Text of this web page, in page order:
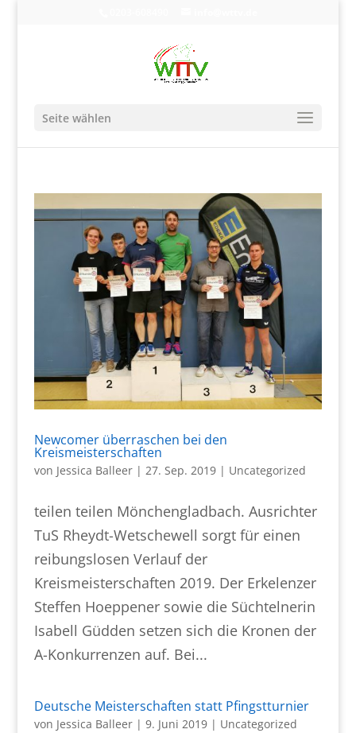
Seite wählen
Newcomer überraschen bei den
Kreismeisterschaften
von Jessica Balleer| 27. Sep. 2019| Uncategorized
teilen teilen Mönchengladbach. Ausrichter
TuS Rheydt-Wetschewell sorgt für einen
reibungslosen Verlauf der
Kreismeisterschaften 2019. Der Erkelenzer
Steffen Hoeppener sowie die Süchtelnerin
Isabell Güdden setzen sich die Kronen der
A-Konkurrenzen auf. Bei...
Deutsche Meisterschaften statt Pfingstturnier
von Jessica Balleer| 9. Juni 2019| Uncategorized